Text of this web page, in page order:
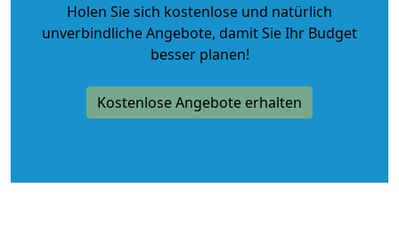
Holen Sie sich kostenlose und natürlich
unverbindliche Angebote, damit Sie Ihr Budget
besser planen!
Kostenlose Angebote erhalten